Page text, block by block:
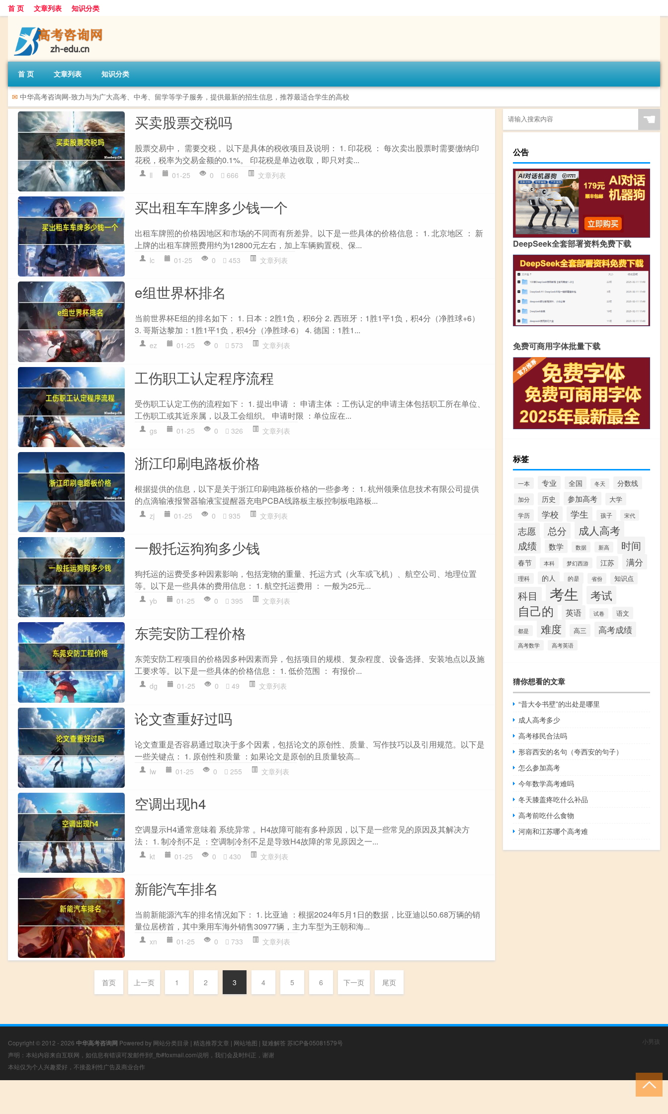
首 页 文章列表 知识分类
首 页 文章列表 知识分类
✉ 中华高考咨询网-致力与为广大高考、中考、留学等学子服务，提供最新的招生信息，推荐最适合学生的高校
买卖股票交税吗
股票交易中， 需要交税 。以下是具体的税收项目及说明： 1. 印花税 ： 每次卖出股票时需要缴纳印
花税，税率为交易金额的0.1%。 印花税是单边收取，即只对卖...
ll 01-25 0 666 文章列表
买出租车车牌多少钱一个
出租车牌照的价格因地区和市场的不同而有所差异。以下是一些具体的价格信息： 1. 北京地区 ： 新
上牌的出租车牌照费用约为12800元左右，加上车辆购置税、保...
lc 01-25 0 453 文章列表
e组世界杯排名
当前世界杯E组的排名如下： 1. 日本：2胜1负，积6分 2. 西班牙：1胜1平1负，积4分（净胜球+6）
3. 哥斯达黎加：1胜1平1负，积4分（净胜球-6） 4. 德国：1胜1...
ez 01-25 0 573 文章列表
工伤职工认定程序流程
受伤职工认定工伤的流程如下： 1. 提出申请 ： 申请主体 ：工伤认定的申请主体包括职工所在单位、
工伤职工或其近亲属，以及工会组织。 申请时限 ：单位应在...
gs 01-25 0 326 文章列表
浙江印刷电路板价格
根据提供的信息，以下是关于浙江印刷电路板价格的一些参考： 1. 杭州领乘信息技术有限公司提供
的点滴输液报警器输液宝提醒器充电PCBA线路板主板控制板电路板...
zj 01-25 0 935 文章列表
一般托运狗狗多少钱
狗托运的运费受多种因素影响，包括宠物的重量、托运方式（火车或飞机）、航空公司、地理位置
等。以下是一些具体的费用信息： 1. 航空托运费用 ： 一般为25元...
yb 01-25 0 395 文章列表
东莞安防工程价格
东莞安防工程项目的价格因多种因素而异，包括项目的规模、复杂程度、设备选择、安装地点以及施
工要求等。以下是一些具体的价格信息： 1. 低价范围 ： 有报价...
dg 01-25 0 49 文章列表
论文查重好过吗
论文查重是否容易通过取决于多个因素，包括论文的原创性、质量、写作技巧以及引用规范。以下是
一些关键点： 1. 原创性和质量 ：如果论文是原创的且质量较高...
lw 01-25 0 255 文章列表
空调出现h4
空调显示H4通常意味着 系统异常 。H4故障可能有多种原因，以下是一些常见的原因及其解决方
法： 1. 制冷剂不足 ：空调制冷剂不足是导致H4故障的常见原因之一...
kt 01-25 0 430 文章列表
新能汽车排名
当前新能源汽车的排名情况如下： 1. 比亚迪 ：根据2024年5月1日的数据，比亚迪以50.68万辆的销
量位居榜首，其中乘用车海外销售30977辆，主力车型为王朝和海...
xn 01-25 0 733 文章列表
首页 上一页 1 2 3 4 5 6 下一页 尾页
☚
公告
DeepSeek全套部署资料免费下载
免费可商用字体批量下载
标签
一本 专业 全国 冬天 分数线
加分 历史 参加高考 大学
学历 学校 学生 孩子 宋代
志愿 总分 成人高考
成绩 数学 数据 新高 时间
春节 本科 梦幻西游 江苏 满分
理科 的人 的是 省份 知识点
科目 考生 考试
自己的 英语 试卷 语文
都是 难度 高三 高考成绩
高考数学 高考英语
猜你想看的文章
“昔大令书壁”的出处是哪里
成人高考多少
高考移民合法吗
形容西安的名句（夸西安的句子）
怎么参加高考
今年数学高考难吗
冬天膝盖疼吃什么补品
高考前吃什么食物
河南和江苏哪个高考难
Copyright © 2012 - 2026 中华高考咨询网 Powered by 网站分类目录 | 精选推荐文章 | 网站地图 | 疑难解答 苏ICP备05081579号
声明：本站内容来自互联网，如信息有错误可发邮件到f_fb#foxmail.com说明，我们会及时纠正，谢谢
本站仅为个人兴趣爱好，不接盈利性广告及商业合作
小男孩